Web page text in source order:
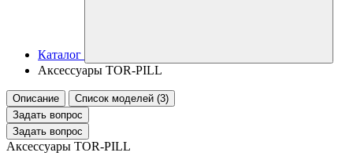
Каталог
Аксессуары TOR-PILL
Описание
Список моделей (3)
Задать вопрос
Задать вопрос
Аксессуары TOR-PILL